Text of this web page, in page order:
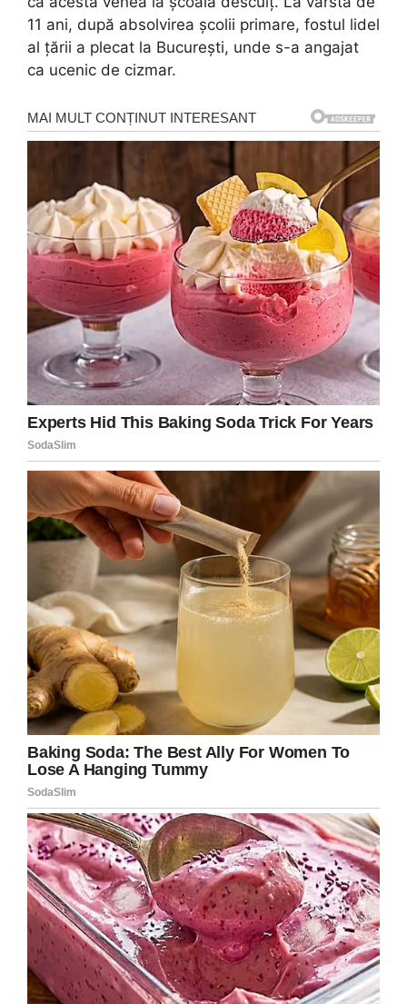
11 ani, după absolvirea școlii primare, fostul lidel
al țării a plecat la București, unde s-a angajat
ca ucenic de cizmar.